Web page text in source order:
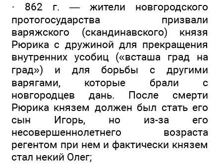
· 862 г. — жители новгородского
протогосударства призвали
варяжского (скандинавского) князя
Рюрика с дружиной для прекращения
внутренних усобиц («всташа град на
град») и для борьбы с другими
варягами, которые брали с
новгородцев дань. После смерти
Рюрика князем должен был стать его
сын Игорь, но из-за его
несовершеннолетнего возраста
регентом при нем и фактически князем
стал некий Олег;